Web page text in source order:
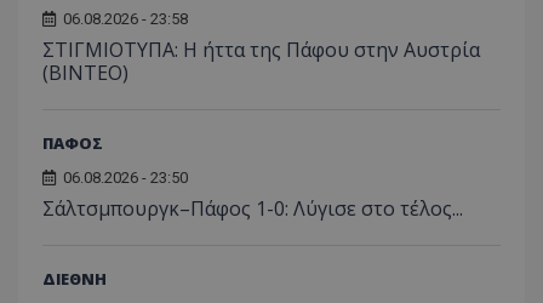
06.08.2026 - 23:58
ΣΤΙΓΜΙΟΤΥΠΑ: Η ήττα της Πάφου στην Αυστρία
(ΒΙΝΤΕΟ)
ΠΑΦΟΣ
06.08.2026 - 23:50
Σάλτσμπουργκ–Πάφος 1-0: Λύγισε στο τέλος...
ΔΙΕΘΝΗ